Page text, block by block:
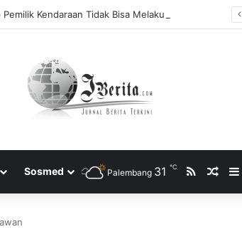
Sosmed Palembang 31 ℃ RSS